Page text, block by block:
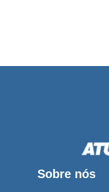
Sobre nós